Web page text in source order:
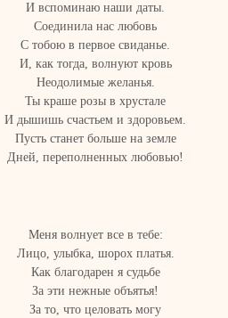
И вспоминаю наши даты.
Соединила нас любовь
С тобою в первое свиданье.
И, как тогда, волнуют кровь
Неодолимые желанья.
Ты краше розы в хрустале
И дышишь счастьем и здоровьем.
Пусть станет больше на земле
Дней, переполненных любовью!
Меня волнует все в тебе:
Лицо, улыбка, шорох платья.
Как благодарен я судьбе
За эти нежные объятья!
За то, что целовать могу